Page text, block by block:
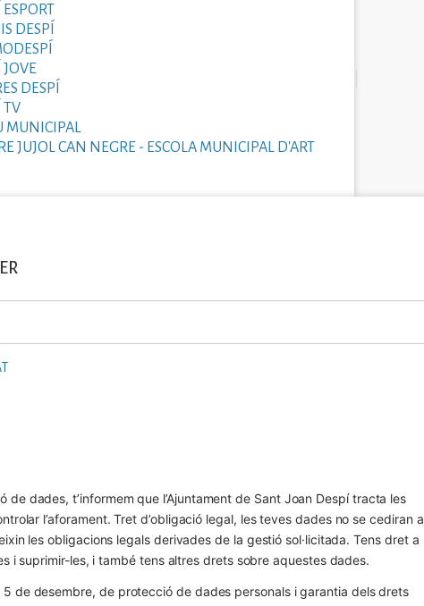
ESPORT
DESPÍ
JOVE
DESPÍ
TV
MUNICIPAL
JUJOL CAN NEGRE - ESCOLA MUNICIPAL D'ART
de dades, t’informem que l’Ajuntament de Sant Joan Despí tracta les
l’aforament. Tret d’obligació legal, les teves dades no se cediran a
les obligacions legals derivades de la gestió sol·licitada. Tens dret a
i suprimir-les, i també tens altres drets sobre aquestes dades.
5 de desembre, de protecció de dades personals i garantia dels drets